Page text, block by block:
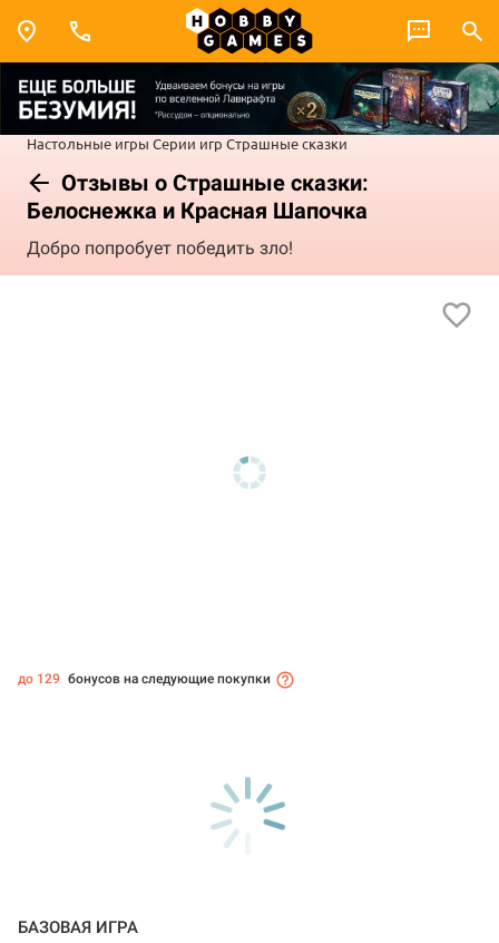
Настольные игры Серии игр Страшные сказки
Отзывы о Страшные сказки:
Белоснежка и Красная Шапочка
Добро попробует победить зло!
до 129 бонусов на следующие покупки
БАЗОВАЯ ИГРА